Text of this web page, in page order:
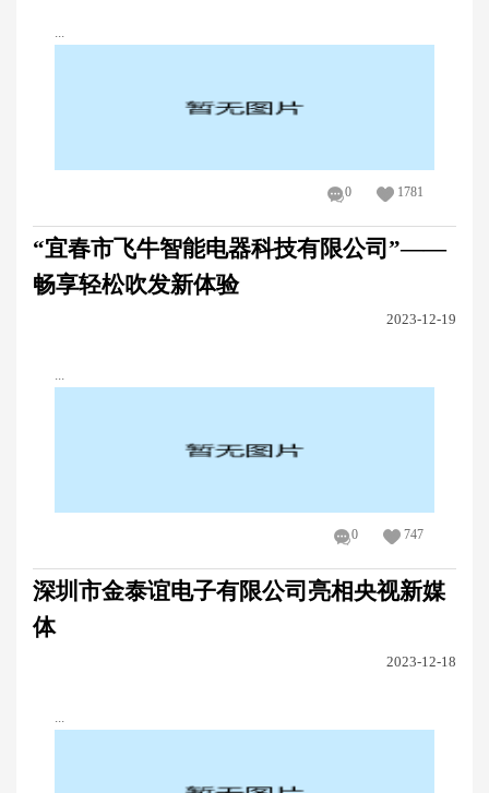
...
0 1781
“宜春市飞牛智能电器科技有限公司”——
畅享轻松吹发新体验
2023-12-19
...
0 747
深圳市金泰谊电子有限公司亮相央视新媒
体
2023-12-18
...